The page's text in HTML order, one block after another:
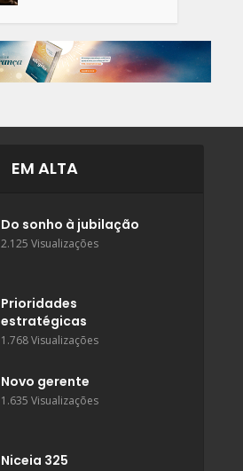
EM ALTA
Do sonho à jubilação
2.125 Visualizações
Prioridades
estratégicas
1.768 Visualizações
Novo gerente
1.635 Visualizações
Niceia 325